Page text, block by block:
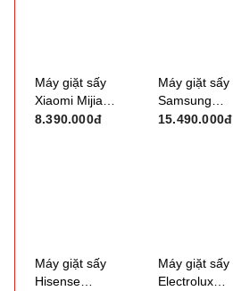
Máy giặt sấy
Xiaomi Mijia
WD105MJA10VN
8.390.000đ
Máy giặt sấy
Samsung
Bespoke
15.490.000đ
Máy giặt sấy
Hisense
Máy giặt sấy
Electrolux